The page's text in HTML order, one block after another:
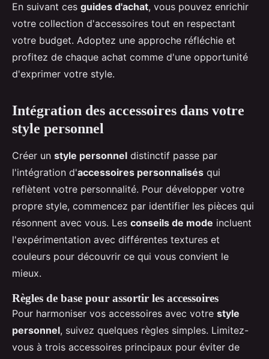
En suivant ces guides d'achat, vous pouvez enrichir
votre collection d'accessoires tout en respectant
votre budget. Adoptez une approche réfléchie et
profitez de chaque achat comme d'une opportunité
d'exprimer votre style.
Intégration des accessoires dans votre
style personnel
Créer un style personnel distinctif passe par
l'intégration d'accessoires personnalisés qui
reflètent votre personnalité. Pour développer votre
propre style, commencez par identifier les pièces qui
résonnent avec vous. Les conseils de mode incluent
l'expérimentation avec différentes textures et
couleurs pour découvrir ce qui vous convient le
mieux.
Règles de base pour assortir les accessoires
Pour harmoniser vos accessoires avec votre style
personnel, suivez quelques règles simples. Limitez-
vous à trois accessoires principaux pour éviter de